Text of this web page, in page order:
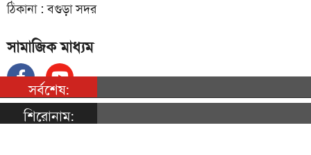
ঠিকানা : বগুড়া সদর
সামাজিক মাধ্যম
সর্বশেষ:
শিরোনাম: